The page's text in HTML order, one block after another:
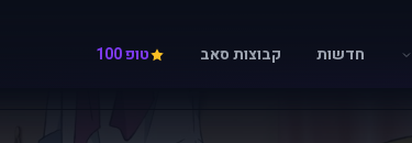
חדשות קבוצות סאב טופ 100